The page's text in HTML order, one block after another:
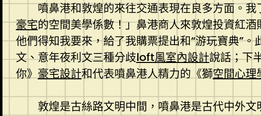
噴鼻港和敦煌的來往交通表現在良多方面。
豪宅的空間美學係數！」鼻港商人來敦煌投資紅
他們得知我要來，給了我購票提出和“游玩寶典”。
文、意年夜利文三種分歧loft風室內設計說話；下
你》豪宅設計和代表噴鼻港人精力的《獅空間心理
敦煌是古絲路文明中間，噴鼻港是古代中外